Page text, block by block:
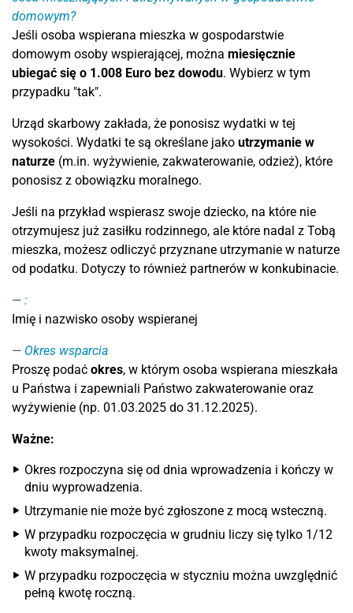
domowym?
Jeśli osoba wspierana mieszka w gospodarstwie
domowym osoby wspierającej, można miesięcznie
ubiegać się o 1.008 Euro bez dowodu. Wybierz w tym
przypadku "tak".
Urząd skarbowy zakłada, że ponosisz wydatki w tej
wysokości. Wydatki te są określane jako utrzymanie w
naturze (m.in. wyżywienie, zakwaterowanie, odzież), które
ponosisz z obowiązku moralnego.
Jeśli na przykład wspierasz swoje dziecko, na które nie
otrzymujesz już zasiłku rodzinnego, ale które nadal z Tobą
mieszka, możesz odliczyć przyznane utrzymanie w naturze
od podatku. Dotyczy to również partnerów w konkubinacie.
:
Imię i nazwisko osoby wspieranej
Okres wsparcia
Proszę podać okres, w którym osoba wspierana mieszkała
u Państwa i zapewniali Państwo zakwaterowanie oraz
wyżywienie (np. 01.03.2025 do 31.12.2025).
Ważne:
Okres rozpoczyna się od dnia wprowadzenia i kończy w
dniu wyprowadzenia.
Utrzymanie nie może być zgłoszone z mocą wsteczną.
W przypadku rozpoczęcia w grudniu liczy się tylko 1/12
kwoty maksymalnej.
W przypadku rozpoczęcia w styczniu można uwzględnić
pełną kwotę roczną.